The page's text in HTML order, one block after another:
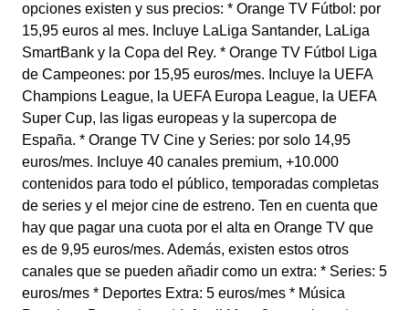
opciones existen y sus precios: * Orange TV Fútbol: por
15,95 euros al mes. Incluye LaLiga Santander, LaLiga
SmartBank y la Copa del Rey. * Orange TV Fútbol Liga
de Campeones: por 15,95 euros/mes. Incluye la UEFA
Champions League, la UEFA Europa League, la UEFA
Super Cup, las ligas europeas y la supercopa de
España. * Orange TV Cine y Series: por solo 14,95
euros/mes. Incluye 40 canales premium, +10.000
contenidos para todo el público, temporadas completas
de series y el mejor cine de estreno. Ten en cuenta que
hay que pagar una cuota por el alta en Orange TV que
es de 9,95 euros/mes. Además, existen estos otros
canales que se pueden añadir como un extra: * Series: 5
euros/mes * Deportes Extra: 5 euros/mes * Música